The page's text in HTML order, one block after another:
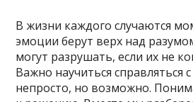
В жизни каждого случаются
эмоции берут верх над
могут разрушать, если их не
Важно научиться справляться
непросто, но возможно.